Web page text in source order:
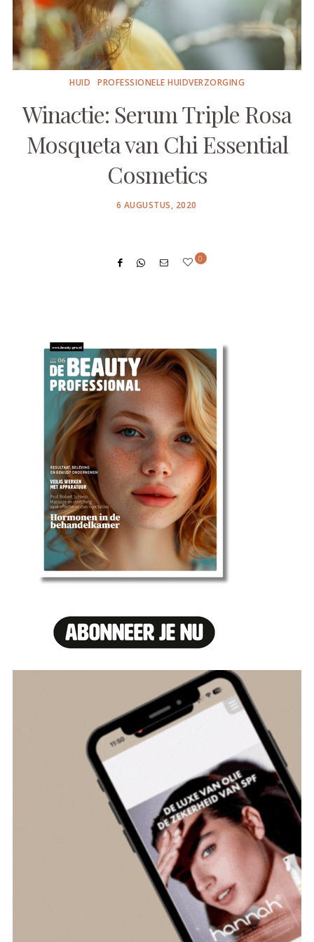
HUID PROFESSIONELE HUIDVERZORGING
Winactie: Serum Triple Rosa
Mosqueta van Chi Essential
Cosmetics
POSTED
6 AUGUSTUS, 2020
0